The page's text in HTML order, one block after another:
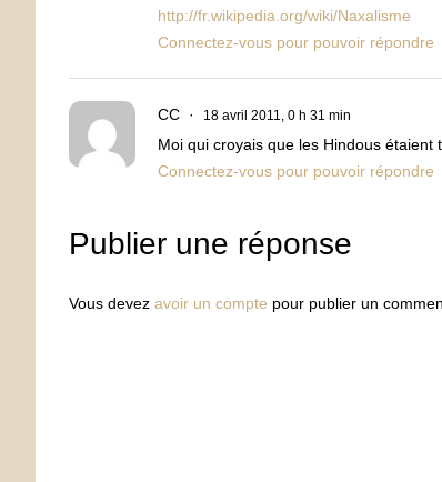
http://fr.wikipedia.org/wiki/Naxalisme
Connectez-vous pour pouvoir répondre
CC 18 avril 2011, 0 h 31 min
Moi qui croyais que les Hindous
Connectez-vous pour pouvoir répondre
Publier une réponse
Vous devez avoir un compte pour publier un